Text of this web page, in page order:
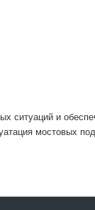
ситуаций и
мостовых